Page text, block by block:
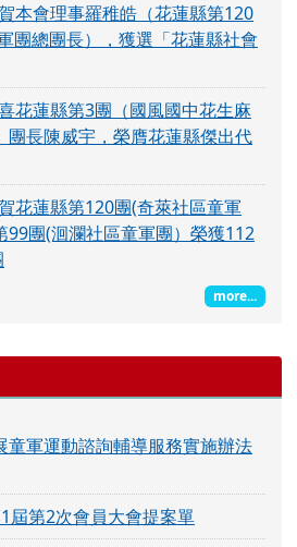
本會理事羅稚皓（花蓮縣第120
團總團長），獲選「花蓮縣社會
花蓮縣第3團（國風國中花生麻
團長陳威宇，榮膺花蓮縣傑出代
花蓮縣第120團(奇萊社區童軍
99團(洄瀾社區童軍團）榮獲112
more...
童軍運動諮詢輔導服務實施辦法
屆第2次會員大會提案單